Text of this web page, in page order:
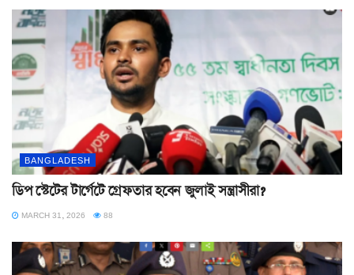
BANGLADESH
ডিপ স্টেটের টার্গেটে গ্রেফতার হবেন জুলাই সন্ত্রাসীরা?
MARCH 31, 2026 88